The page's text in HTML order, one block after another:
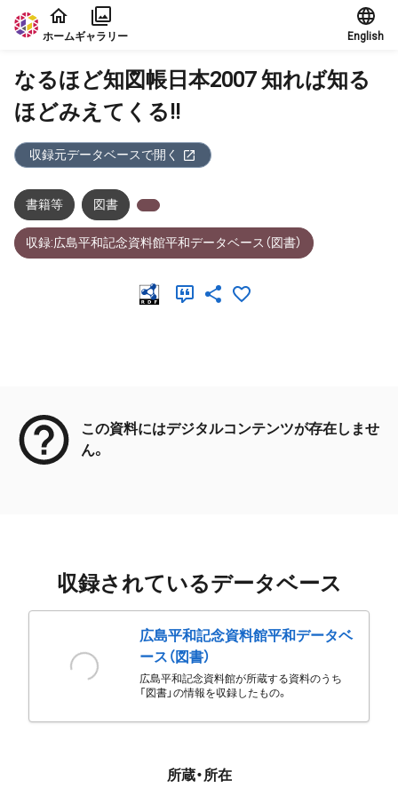
本文に飛ぶ
ホームギャラリー English
なるほど知図帳日本2007 知れば知る
ほどみえてくる!!
収録元データベースで開く
書籍等 図書
収録:広島平和記念資料館平和データベース（図書）
この資料にはデジタルコンテンツが存在しませ
ん。
収録されているデータベース
広島平和記念資料館平和データベ
ース（図書）
広島平和記念資料館が所蔵する資料のうち
「図書」の情報を収録したもの。
所蔵・所在